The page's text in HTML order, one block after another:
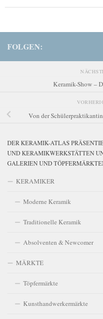
FOLGEN:
Keramik-Show –
Von der
DER KERAMIK-ATLAS
UND KERAMIKWERKSTÄTTEN
GALERIEN UND
KERAMIKER
Moderne Keramik
Traditionelle Keramik
Absolventen & Newcomer
MÄRKTE
Töpfermärkte
Kunsthandwerkermärkte